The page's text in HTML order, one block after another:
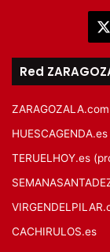
Red
ZARAGOZALA.com
HUESCAGENDA.es
TERUELHOY.es
CACHIRULOS.es